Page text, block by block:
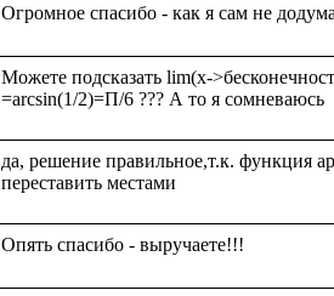
Можете подсказать lim(x-
да, решение правильное,т.к. функция